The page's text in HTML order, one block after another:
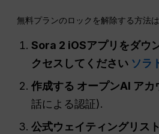
無料プランのロックを解除する方法
Sora 2 iOSアプリをダウ
クセスしてください ソラ
作成する オープンAI アカ
話による認証).
公式ウェイティングリス